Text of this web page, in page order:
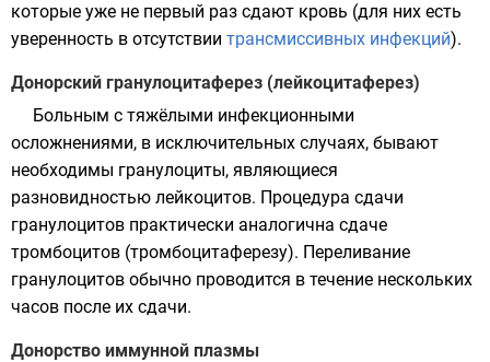
которые уже не первый раз сдают кровь (для них есть
уверенность в отсутствии трансмиссивных инфекций).
Донорский гранулоцитаферез (лейкоцитаферез)
Больным с тяжёлыми инфекционными
осложнениями, в исключительных случаях, бывают
необходимы гранулоциты, являющиеся
разновидностью лейкоцитов. Процедура сдачи
гранулоцитов практически аналогична сдаче
тромбоцитов (тромбоцитаферезу). Переливание
гранулоцитов обычно проводится в течение нескольких
часов после их сдачи.
Донорство иммунной плазмы